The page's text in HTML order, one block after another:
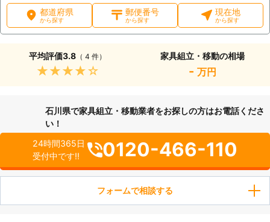
都道府県
から探す
郵便番号
から探す
現在地
から探す
平均評価3.8 （ 4 件）
★★★★★
家具組立・移動の相場
- 万円
石川県で家具組立・移動業者をお探しの方はお電話くださ
い！
24時間365日
受付中です!!
0120-466-110
フォームで相談する